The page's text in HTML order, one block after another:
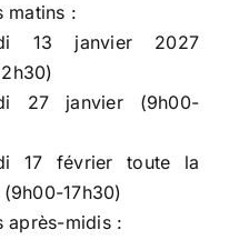
matins :
13 janvier 2027
27 janvier (9h00-
17 février toute la
17h30)
après-midis :